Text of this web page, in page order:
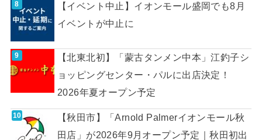
【イベント中止】イオンモール盛岡でも8月
イベントが中止に
【北東北初】「蒙古タンメン中本」江釣子シ
ョッピングセンター・パルに出店決定！
2026年夏オープン予定
【秋田市】「Arnold Palmerイオンモール秋
田店」が2026年9月オープン予定｜秋田初出